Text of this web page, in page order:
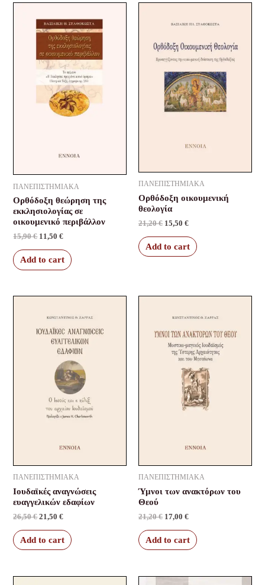
ΠΑΝΕΠΙΣΤΗΜΙΑΚΑ
Ορθόδοξη θεώρηση της
εκκλησιολογίας σε
οικουμενικό περιβάλλον
15,90€
price
was:
15,90 €.
11,50€
price
is:
11,50 €.
Add to cart
ΠΑΝΕΠΙΣΤΗΜΙΑΚΑ
Ορθόδοξη οικουμενική
θεολογία
21,20€
was:
15,50 €
is:
Add to cart
ΠΑΝΕΠΙΣΤΗΜΙΑΚΑ
Ιουδαϊκές αναγνώσεις
ευαγγελικών εδαφίων
26,50€
was:
26,50 €.
21,50€
is:
21,50 €.
Add to cart
ΠΑΝΕΠΙΣΤΗΜΙΑΚΑ
Ύμνοι των ανακτόρων του
Θεού
21,20€
was:
21,20 €.
17,00 €
is:
17,00 €.
Add to cart